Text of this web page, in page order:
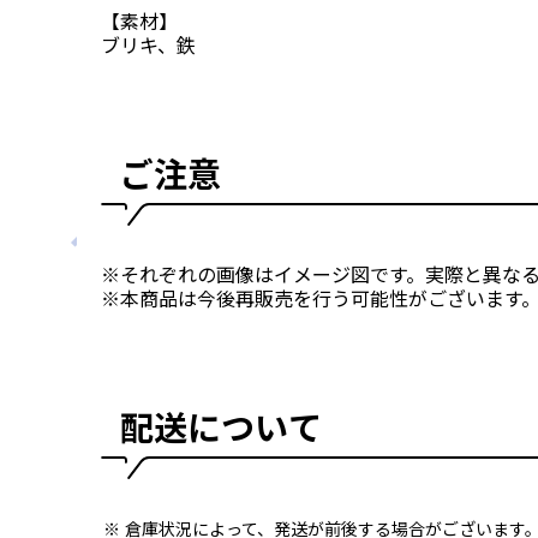
【素材】
ブリキ、鉄
ご注意
※それぞれの画像はイメージ図です。実際と異なる
※本商品は今後再販売を行う可能性がございます。
配送について
倉庫状況によって、発送が前後する場合がございます。